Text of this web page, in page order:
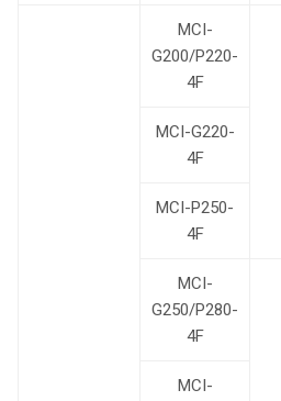
MCI-
G200/P220-
4F
MCI-G220-
4F
MCI-P250-
4F
MCI-
G250/P280-
4F
MCI-